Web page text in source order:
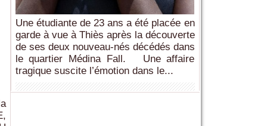
Une étudiante de 23 ans a été placée en
garde à vue à Thiès après la découverte
de ses deux nouveau-nés décédés dans
le quartier Médina Fall. Une affaire
tragique suscite l’émotion dans le...